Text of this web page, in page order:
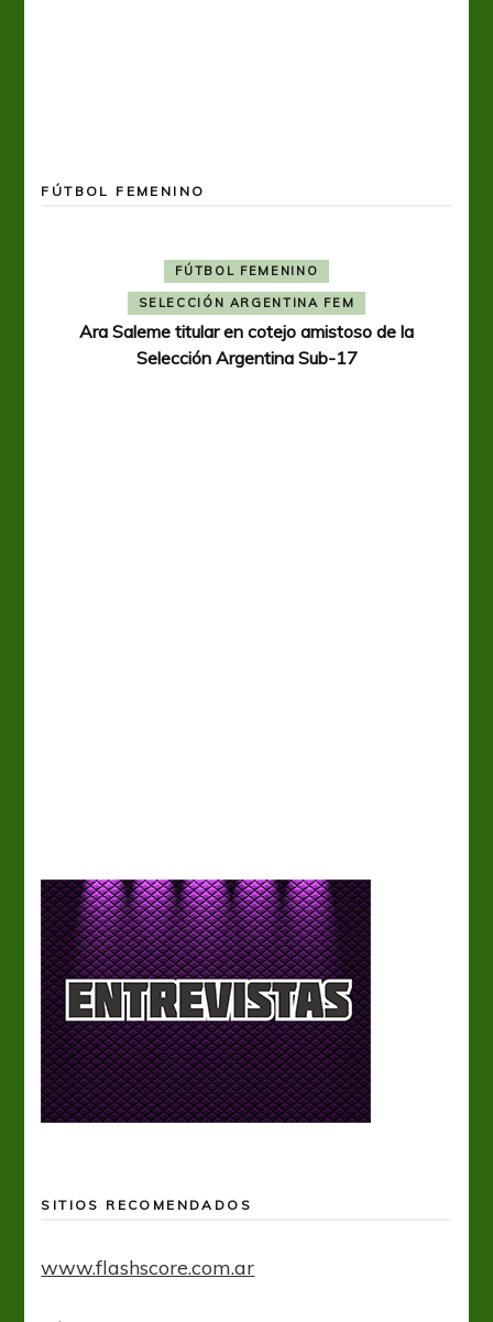
FÚTBOL FEMENINO
FÚTBOL FEMENINO
SELECCIÓN ARGENTINA FEM
Ara Saleme titular en cotejo amistoso de la
Selección Argentina Sub-17
SITIOS RECOMENDADOS
www.flashscore.com.ar